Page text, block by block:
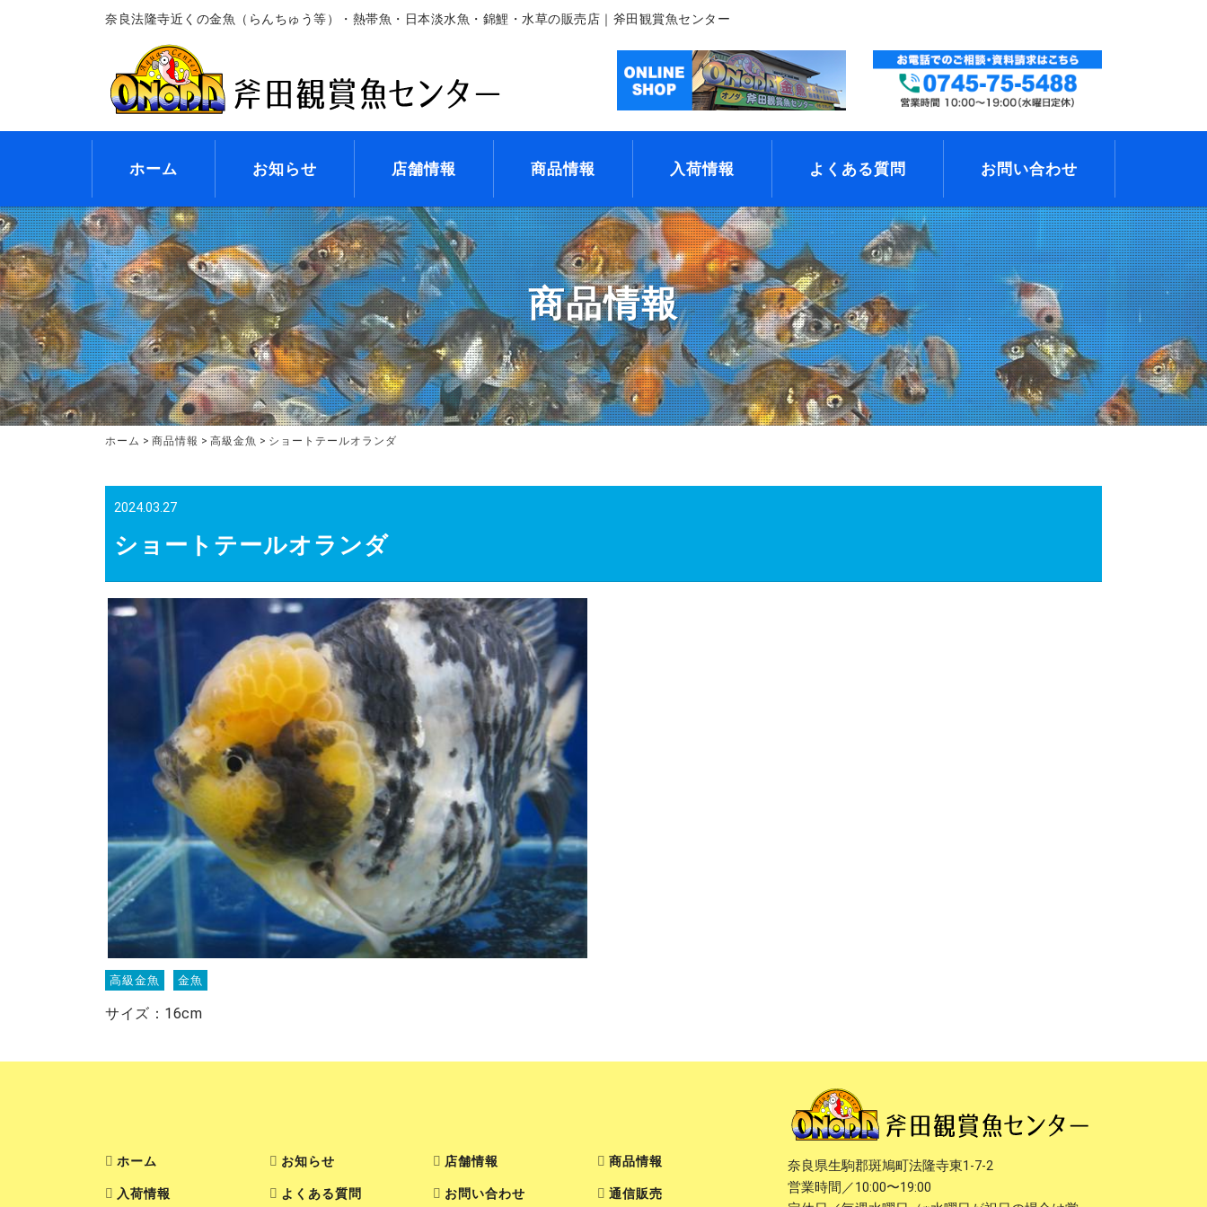
奈良法隆寺近くの金魚（らんちゅう等）・熱帯魚・日本淡水魚・錦鯉・水草の販売店｜斧田観賞魚センター
ホーム お知らせ 店舗情報 商品情報 入荷情報 よくある質問 お問い合わせ
商品情報
ホーム > 商品情報 > 高級金魚 > ショートテールオランダ
2024.03.27
ショートテールオランダ
高級金魚 金魚
サイズ：16cm
ホーム お知らせ 店舗情報 商品情報
入荷情報 よくある質問 お問い合わせ 通信販売
奈良県生駒郡斑鳩町法隆寺東1-7-2
営業時間／10:00〜19:00